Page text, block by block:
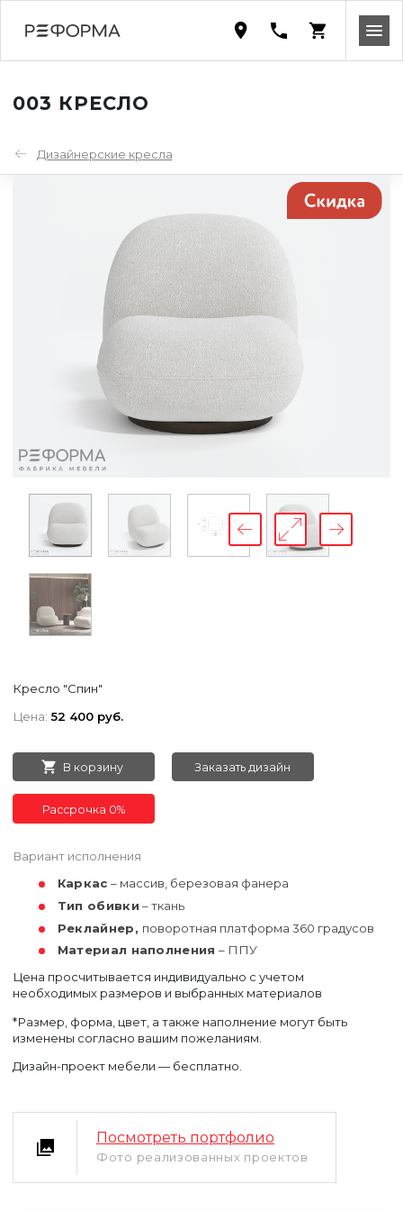
003 КРЕСЛО
Дизайнерские кресла
Кресло "Спин"
Цена: 52 400 руб.
В корзину Заказать дизайн
Рассрочка 0%
Вариант исполнения
Каркас – массив, березовая фанера
Тип обивки – ткань
Реклайнер, поворотная платформа 360 градусов
Материал наполнения – ППУ
Цена просчитывается индивидуально с учетом
необходимых размеров и выбранных материалов
*Размер, форма, цвет, а также наполнение могут быть
изменены согласно вашим пожеланиям.
Дизайн-проект мебели — бесплатно.
Посмотреть портфолио
Фото реализованных проектов